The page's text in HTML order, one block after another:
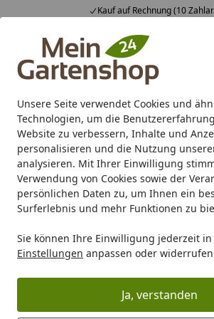
Unsere Seite verwendet Cookies und
Technologien, um die
Website zu verbessern, Inhalte und
personalisieren und die Nutzung
analysieren. Mit Ihrer Einwilligung
Verwendung von Cookies sowie der
persönlichen Daten zu, um Ihnen ein
Surferlebnis und mehr Funktionen zu
Sie können Ihre Einwilligung jederzeit in
Einstellungen anpassen oder
Ja, verstanden
Kauf auf Rechnung (10
Alle Produkte
Mein Konto
Suchen
Startseite
Fragen rund um die Sauna
Häufig gestellte Fragen
das Thema Sauna
Stromanschluss
Drehstromanschluss 400 V 3N AC
Elektroanschluss muss laut
Montageanleitung zum Steuergerät
durch einen autorisierten Fachmann
werden. Eine Ausnahme bilden